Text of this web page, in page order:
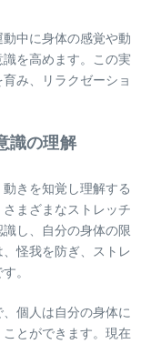
中に身体の感覚や動
を高めます。この実
み、リラクゼーショ
識の理解
きを知覚し理解する
まざまなストレッチ
し、自分の身体の限
怪我を防ぎ、ストレ
。
個人は自分の身体に
とができます。現在